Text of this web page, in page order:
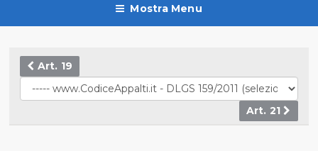
Mostra Menu
Art. 19
Art. 21